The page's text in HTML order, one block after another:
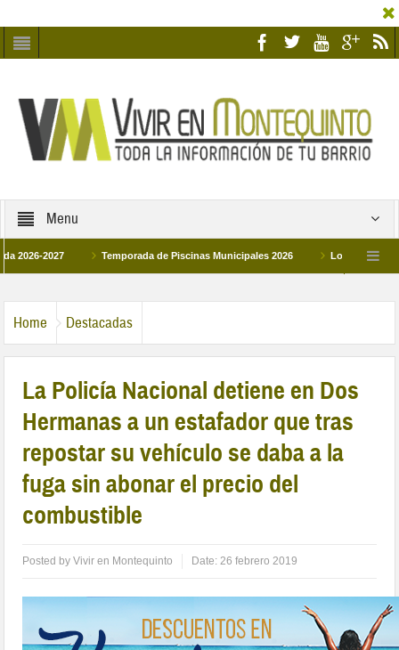
Menu
2027 Temporada de Piscinas Municipales 2026 Los Campus de
Home Destacadas
La Policía Nacional detiene en Dos
Hermanas a un estafador que tras
repostar su vehículo se daba a la
fuga sin abonar el precio del
combustible
Posted byVivir en Montequinto Date:26 febrero 2019